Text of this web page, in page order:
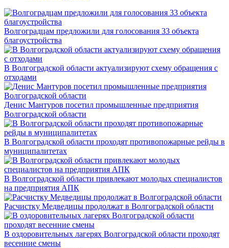
Волгоградцам предложили для голосования 33 объекта
благоустройства
В Волгоградской области актуализируют схему обращения с
отходами
Денис Мантуров посетил промышленные предприятия
Волгоградской области
В Волгоградской области проходят противопожарные рейды в
муниципалитетах
В Волгоградской области привлекают молодых специалистов
на предприятия АПК
Расчистку Медведицы продолжат в Волгоградской области
В оздоровительных лагерях Волгоградской области проходят
весенние смены